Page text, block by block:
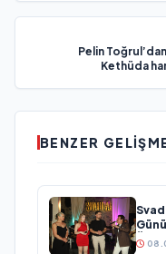
Pelin
Kethüda
BENZER
Ünlü